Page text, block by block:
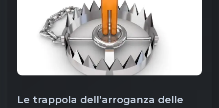
Le trappola dell’arroganza delle